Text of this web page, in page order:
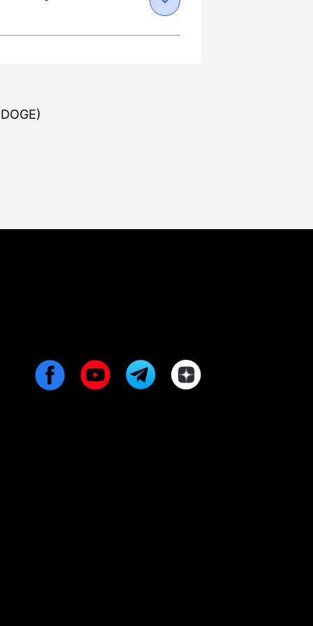
учитывая все скрытые
связи с Darknet или
свой кошелек через
(L2-защита),
Wellcrypto, в